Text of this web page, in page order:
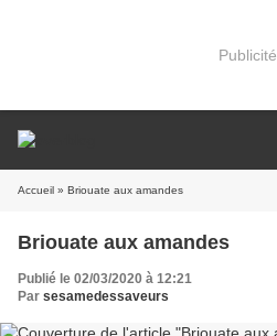
Publicité
Accueil » Briouate aux amandes
Briouate aux amandes
Publié le 02/03/2020 à 12:21
Par sesamedessaveurs